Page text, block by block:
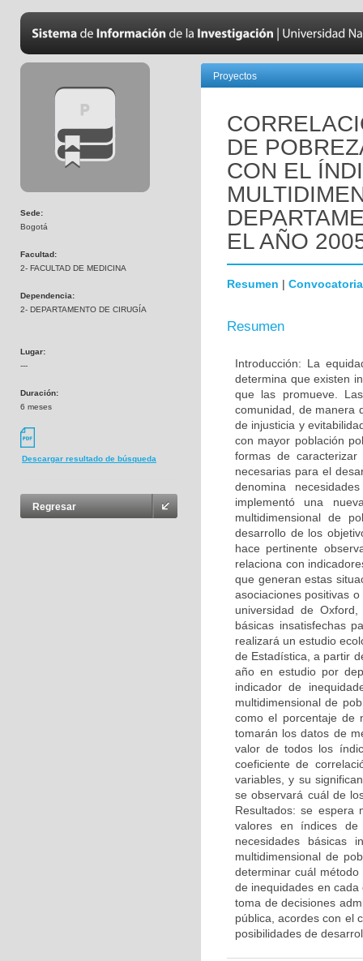
Sede:
Bogotá
Facultad:
2- FACULTAD DE MEDICINA
Dependencia:
2- DEPARTAMENTO DE CIRUGÍA
Lugar:
---
Duración:
6 meses
Descargar resultado de búsqueda
Regresar
Proyectos
DE
CON EL
EL AÑO
Resumen | Convocatoria
Resumen
Introducción: La
determina que existen
que las promueve.
comunidad, de manera
de injusticia y
con mayor población
formas de
necesarias para el
denomina
implementó una
multidimensional de
desarrollo de los
hace pertinente
relaciona con
que generan estas
asociaciones positivas
universidad de
básicas insatisfechas
realizará un estudio
de Estadística, a partir
año en estudio por
indicador de
multidimensional de
como el porcentaje de
tomarán los datos de
valor de todos los
coeficiente de
variables, y su
se observará cuál de
Resultados: se espera
valores en índices
necesidades básicas
multidimensional de
determinar cuál
de inequidades en
toma de decisiones
pública, acordes con el
posibilidades de